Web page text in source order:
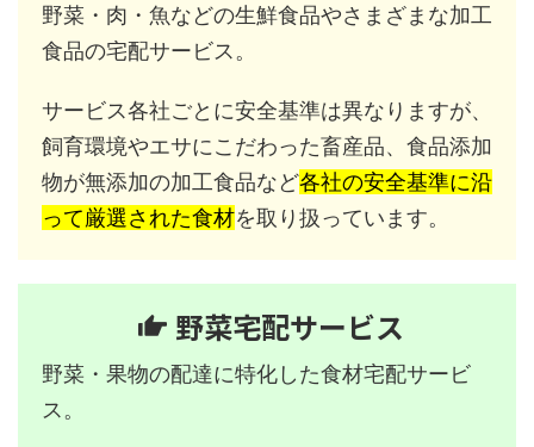
野菜・肉・魚などの生鮮食品やさまざまな加工
食品の宅配サービス。
サービス各社ごとに安全基準は異なりますが、
飼育環境やエサにこだわった畜産品、食品添加
物が無添加の加工食品など各社の安全基準に沿
って厳選された食材を取り扱っています。
野菜宅配サービス
野菜・果物の配達に特化した食材宅配サービ
ス。